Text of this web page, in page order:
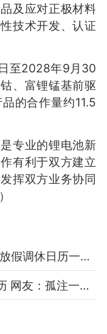
及应对正极材料
技术开发、认证
至2028年9月30
、富锂锰基前驱
的合作量约11.5
专业的锂电池新
有利于双方建立
挥双方业务协同
2025假期放假时间表 2025年放假调休日历一览表
中科院博士还原被骗至缅甸经历 网友：孤注一掷现实版